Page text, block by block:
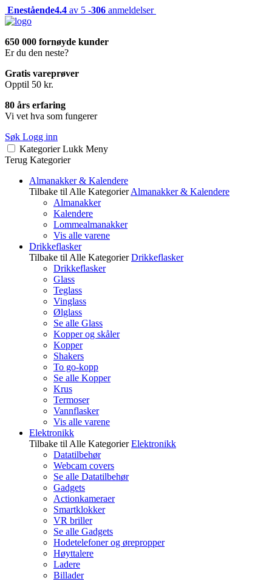
Enestående4.4 av 5 -306 anmeldelser
650 000 fornøyde kunder
Er du den neste?
Gratis vareprøver
Opptil 50 kr.
80 års erfaring
Vi vet hva som fungerer
Søk Logg inn
Kategorier Lukk Meny
Terug Kategorier
Almanakker & Kalendere
Tilbake til Alle Kategorier Almanakker & Kalendere
Almanakker
Kalendere
Lommealmanakker
Vis alle varene
Drikkeflasker
Tilbake til Alle Kategorier Drikkeflasker
Drikkeflasker
Glass
Teglass
Vinglass
Ølglass
Se alle Glass
Kopper og skåler
Kopper
Shakers
To go-kopp
Se alle Kopper
Krus
Termoser
Vannflasker
Vis alle varene
Elektronikk
Tilbake til Alle Kategorier Elektronikk
Datatilbehør
Webcam covers
Se alle Datatilbehør
Gadgets
Actionkameraer
Smartklokker
VR briller
Se alle Gadgets
Hodetelefoner og ørepropper
Høyttalere
Ladere
Billader